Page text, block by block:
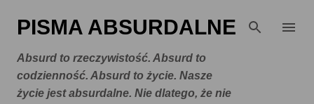
Przejdź do głównej zawartości
PISMA ABSURDALNE
Absurd to rzeczywistość. Absurd to
codzienność. Absurd to życie. Nasze
życie jest absurdalne. Nie dlatego, że nie